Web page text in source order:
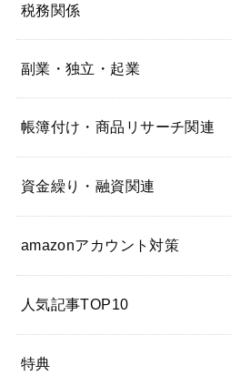
税務関係
副業・独立・起業
帳簿付け・商品リサーチ関連
資金繰り・融資関連
amazonアカウント対策
人気記事TOP10
特典